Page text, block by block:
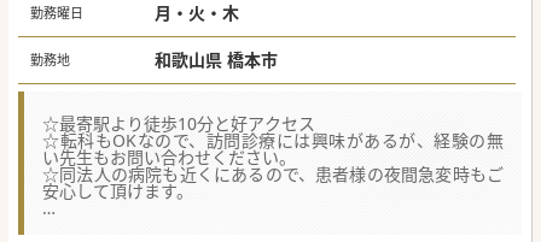
勤務曜日 月・火・木
勤務地 和歌山県 橋本市
☆最寄駅より徒歩10分と好アクセス
☆転科もOKなので、訪問診療には興味があるが、経験の無
い先生もお問い合わせください。
☆同法人の病院も近くにあるので、患者様の夜間急変時もご
安心して頂けます。